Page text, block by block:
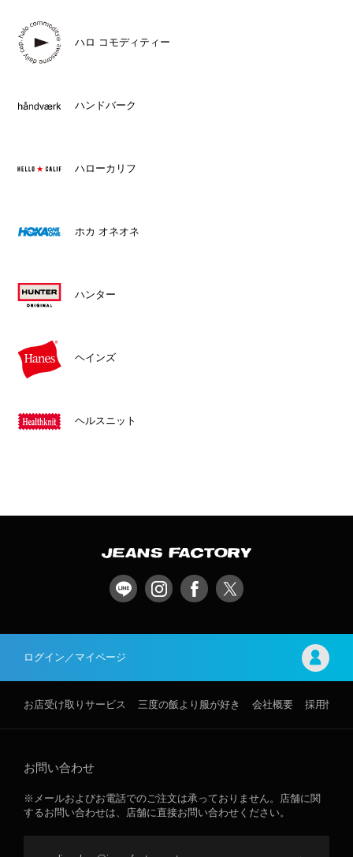
ハロ コモディティー
ハンドバーク
ハローカリフ
ホカ オネオネ
ハンター
ヘインズ
ヘルスニット
ログイン／マイページ
お店受け取りサービス 三度の飯より服が好き 会社概要 採用情報
お問い合わせ
※メールおよびお電話でのご注文は承っておりません。店舗に関
するお問い合わせは、店舗に直接お問い合わせください。